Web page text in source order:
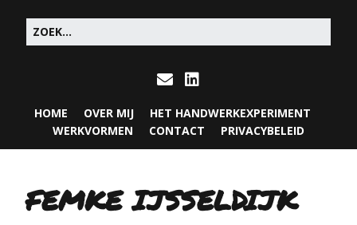
HOME OVER MIJ
HET HANDWERKEXPERIMENT
WERKVORMEN
CONTACT PRIVACYBELEID
FEMKE IJSSELDIJK